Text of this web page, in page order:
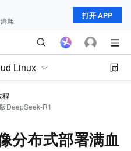
打开 APP
Linux
程
DeepSeek-R1
分布式部署满血